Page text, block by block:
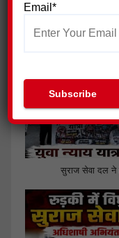
सुराज सेवा दल ने
Email*